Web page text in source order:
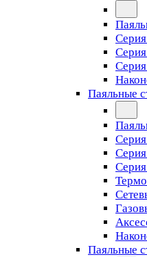
Паяльные
Паяльные